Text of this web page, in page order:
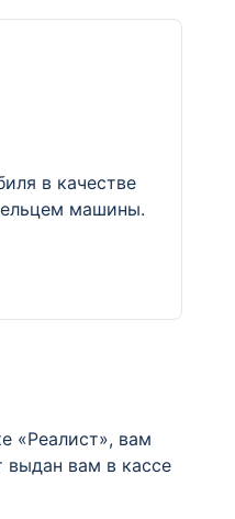
в качестве
машины.
«Реалист», вам
выдан вам в кассе